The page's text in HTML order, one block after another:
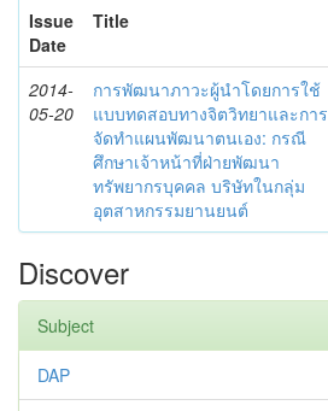
Issue
Date
Title
2014-
05-20
การพัฒนาภาวะผู้นำโดยการใช้
แบบทดสอบทางจิตวิทยาและการ
จัดทำแผนพัฒนาตนเอง: กรณี
ศึกษาเจ้าหน้าที่ฝ่ายพัฒนา
ทรัพยากรบุคคล บริษัทในกลุ่ม
อุตสาหกรรมยานยนต์
Discover
Subject
DAP